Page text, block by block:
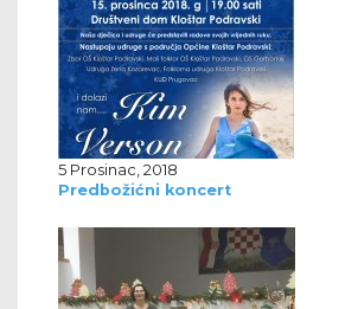
5 Prosinac, 2018
Predbožićni koncert